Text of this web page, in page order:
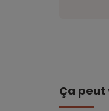
Ça